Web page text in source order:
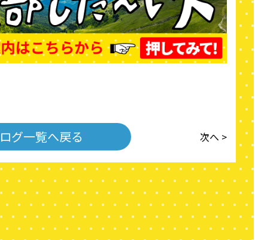
グ一覧へ戻る 次へ >